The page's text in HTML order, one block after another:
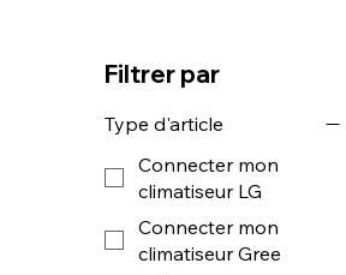
Filtrer par
Type d'article
Connecter mon
climatiseur LG
Connecter mon
climatiseur Gree